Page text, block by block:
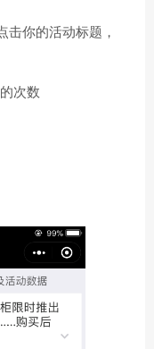
击你的活动标题，
次数